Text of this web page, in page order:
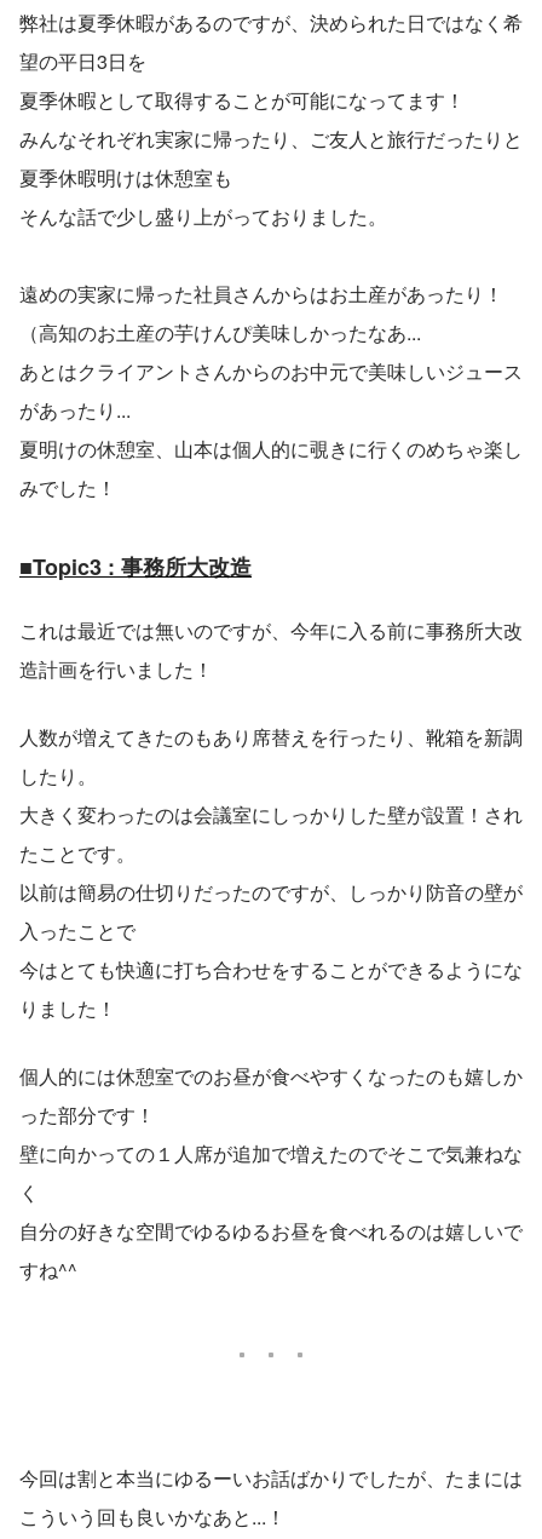
弊社は夏季休暇があるのですが、決められた日ではなく希
望の平日3日を
夏季休暇として取得することが可能になってます！
みんなそれぞれ実家に帰ったり、ご友人と旅行だったりと
夏季休暇明けは休憩室も
そんな話で少し盛り上がっておりました。
遠めの実家に帰った社員さんからはお土産があったり！
（高知のお土産の芋けんぴ美味しかったなあ...
あとはクライアントさんからのお中元で美味しいジュース
があったり...
夏明けの休憩室、山本は個人的に覗きに行くのめちゃ楽し
みでした！
■Topic3 : 事務所大改造
これは最近では無いのですが、今年に入る前に事務所大改
造計画を行いました！
人数が増えてきたのもあり席替えを行ったり、靴箱を新調
したり。
大きく変わったのは会議室にしっかりした壁が設置！され
たことです。
以前は簡易の仕切りだったのですが、しっかり防音の壁が
入ったことで
今はとても快適に打ち合わせをすることができるようにな
りました！
個人的には休憩室でのお昼が食べやすくなったのも嬉しか
った部分です！
壁に向かっての１人席が追加で増えたのでそこで気兼ねな
く
自分の好きな空間でゆるゆるお昼を食べれるのは嬉しいで
すね^^
今回は割と本当にゆるーいお話ばかりでしたが、たまには
こういう回も良いかなあと...！